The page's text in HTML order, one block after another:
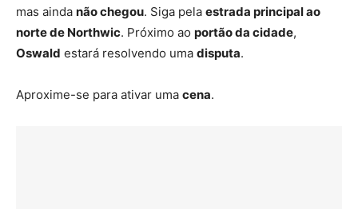
mas ainda não chegou. Siga pela estrada principal ao
norte de Northwic. Próximo ao portão da cidade,
Oswald estará resolvendo uma disputa.
Aproxime-se para ativar uma cena.